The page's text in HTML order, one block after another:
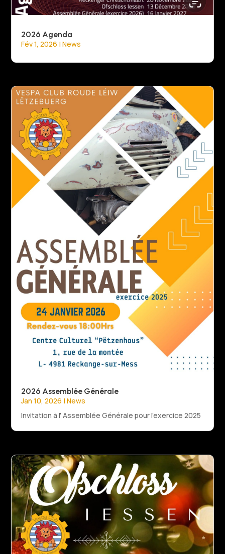
2026 Agenda
Fév 1, 2026 |News
2026 Assemblée Générale
Jan 10, 2026 |News
Invitation à l' Assemblée Générale pour l'exercice 2025